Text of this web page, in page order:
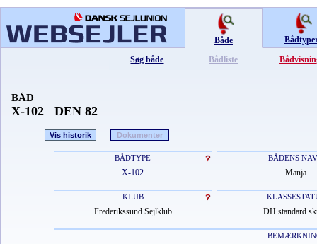
Både
Søg både
Bådliste
BÅD
X-102 DEN 82
Vis historik Dokumenter
BÅDTYPE BÅDENS
X-102 Manja
KLUB
Frederikssund Sejlklub DH standard